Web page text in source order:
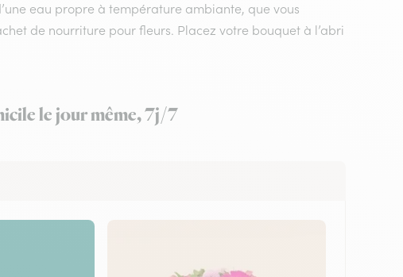
eau propre à température ambiante, que vous
de nourriture pour fleurs. Placez votre bouquet à l’abri
le jour même, 7j/7